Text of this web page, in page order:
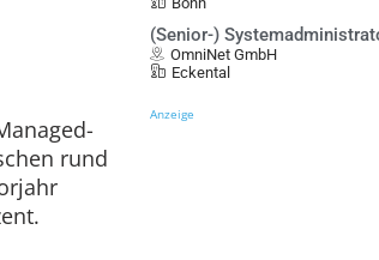
rund
(Senior-)
OmniNet GmbH
Eckental
Anzeige